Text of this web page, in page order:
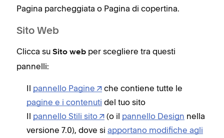
Pagina parcheggiata o Pagina di copertina.
Sito Web
Clicca su Sito web per scegliere tra questi
pannelli:
Il pannello Pagine
che contiene tutte le
pagine e i contenuti del tuo sito
Il pannello Stili sito (o il pannello Design nella
versione 7.0), dove si apportano modifiche agli